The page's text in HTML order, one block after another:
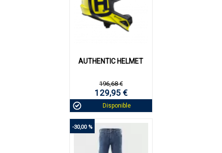
AUTHENTIC HELMET
196,68 €
129,95 €
Disponible
-30,00 %